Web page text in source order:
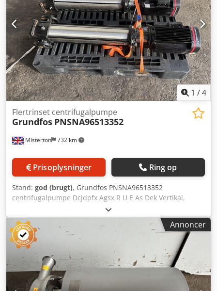
1 /4
Misterton 732 km
Flertrinset centrifugalpumpe
Grundfos PNSNA96513352
Prisoplysninger Ring op
Stand: god (brugt), Grundfos PNSNA96513352
centrifugalpumpe Dcjdpfx Agsx R U E As Dek Vertikal,
flertrins centrifugalpumpe med indløbs- og udløbsporte på
samme niveau (inline). Se mærkepladen for fulde
specifikationer, 2 på lager.
Annoncer